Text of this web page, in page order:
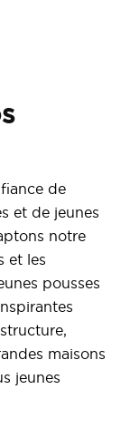
de
et de jeunes
notre
et les
pousses
maisons
jeunes